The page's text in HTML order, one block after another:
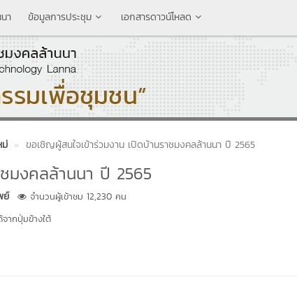
า ข้อมูลการประชุม เอกสารดาวน์โหลด
ขอเชิญผู้สนใจเข้าร่วมงาน เปิดบ้านราชมงคลล้านนา ปี 2565
มงคลล้านนา ปี 2565
ย์
จำนวนผู้เข้าชม 12,230 คน
ากปุ่มข้างใต้